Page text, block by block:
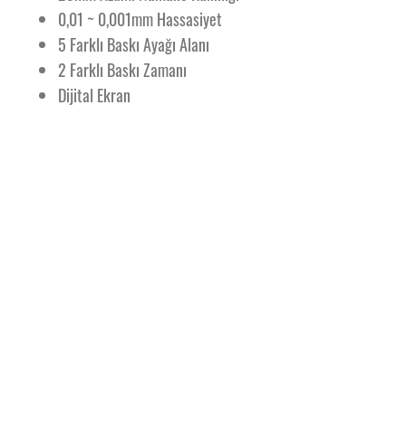
0,01 ~0,001mm Hassasiyet
5 Farklı Baskı Ayağı Alanı
2 Farklı Baskı Zamanı
Dijital Ekran